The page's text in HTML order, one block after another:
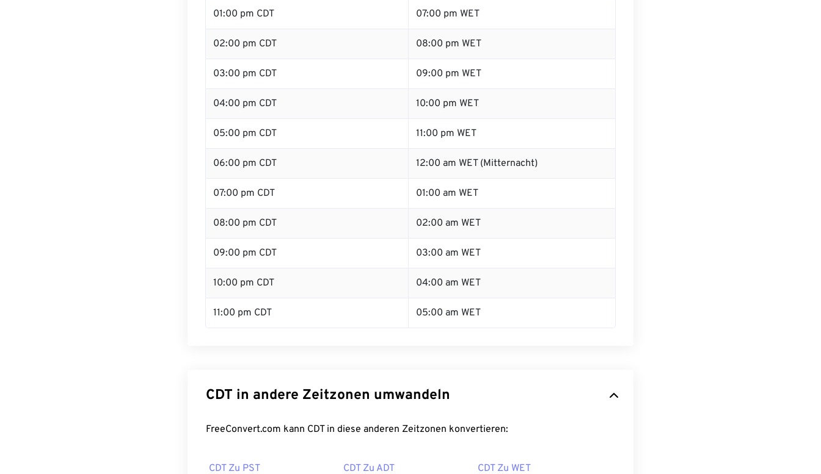
01:00 pm CDT 07:00 pm WET
02:00 pm CDT 08:00 pm WET
03:00 pm CDT 09:00 pm WET
04:00 pm CDT 10:00 pm WET
05:00 pm CDT 11:00 pm WET
06:00 pm CDT 12:00 am WET (Mitternacht)
07:00 pm CDT 01:00 am WET
08:00 pm CDT 02:00 am WET
09:00 pm CDT 03:00 am WET
10:00 pm CDT 04:00 am WET
11:00 pm CDT 05:00 am WET
CDT in andere Zeitzonen umwandeln
FreeConvert.com kann CDT in diese anderen Zeitzonen konvertieren:
CDT Zu PST CDT Zu ADT CDT Zu WET